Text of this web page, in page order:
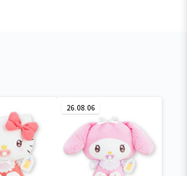
26.08.06